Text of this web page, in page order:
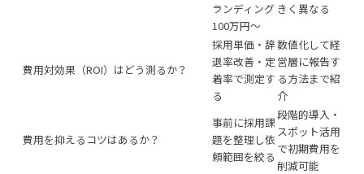
ランディング
100万円〜
きく異なる
費用対効果（ROI）はどう測るか？
採用単価・辞
退率改善・定
着率で測定す
る
数値化して経
営層に報告す
る方法まで紹
介
費用を抑えるコツはあるか？
事前に採用課
題を整理し依
頼範囲を絞る
段階的導入・
スポット活用
で初期費用を
削減可能